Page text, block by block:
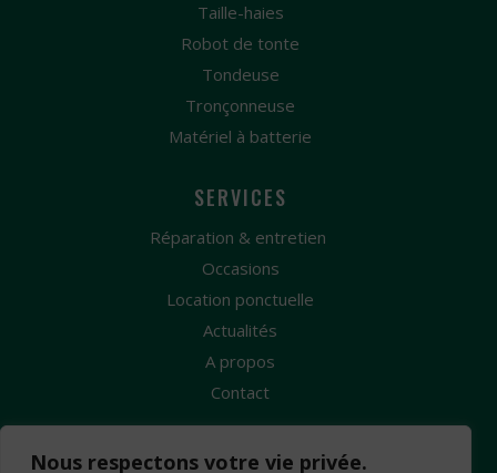
Nous respectons votre vie privée.
Taille-haies
Robot de tonte
Tondeuse
Tronçonneuse
Matériel à batterie
SERVICES
Réparation & entretien
Occasions
Location ponctuelle
Actualités
A propos
Contact